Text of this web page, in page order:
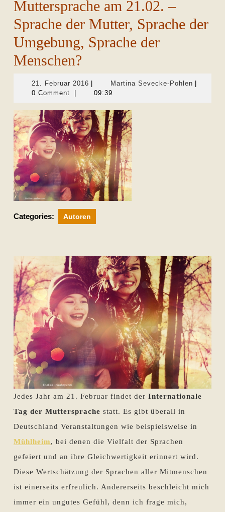
Muttersprache am 21.02. –
Sprache der Mutter, Sprache der
Umgebung, Sprache der
Menschen?
21. Februar 2016 21.
Februar
Martina Sevecke-PohlenMartina
0 Comment
09:39
Categories: Autoren
Jedes Jahr am 21. Februar findet der Internationale
Tag der Muttersprache statt. Es gibt überall in
Deutschland Veranstaltungen wie beispielsweise in
Mühlheim, bei denen die Vielfalt der Sprachen
gefeiert und an ihre Gleichwertigkeit erinnert wird.
Diese Wertschätzung der Sprachen aller Mitmenschen
ist einerseits erfreulich. Andererseits beschleicht mich
immer ein ungutes Gefühl, denn ich frage mich,